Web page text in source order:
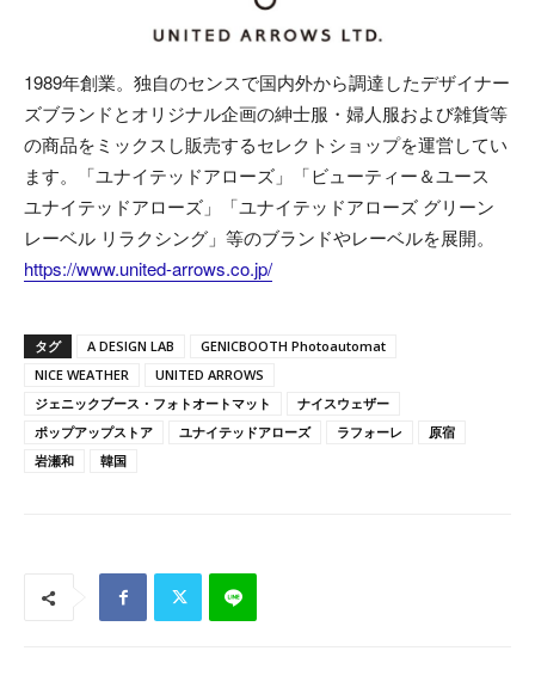
1989年創業。独自のセンスで国内外から調達したデザイナー
ズブランドとオリジナル企画の紳士服・婦人服および雑貨等
の商品をミックスし販売するセレクトショップを運営してい
ます。「ユナイテッドアローズ」「ビューティー＆ユース
ユナイテッドアローズ」「ユナイテッドアローズ グリーン
レーベル リラクシング」等のブランドやレーベルを展開。
https://www.united-arrows.co.jp/
タグ A DESIGN LAB
GENICBOOTH Photoautomat
NICE WEATHER
UNITED ARROWS
ジェニックブース・フォトオートマット
ナイスウェザー
ポップアップストア
ユナイテッドアローズ ラフォーレ
原宿
岩瀬和
韓国